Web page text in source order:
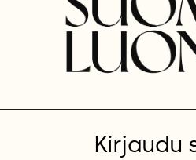
Kirjaudu